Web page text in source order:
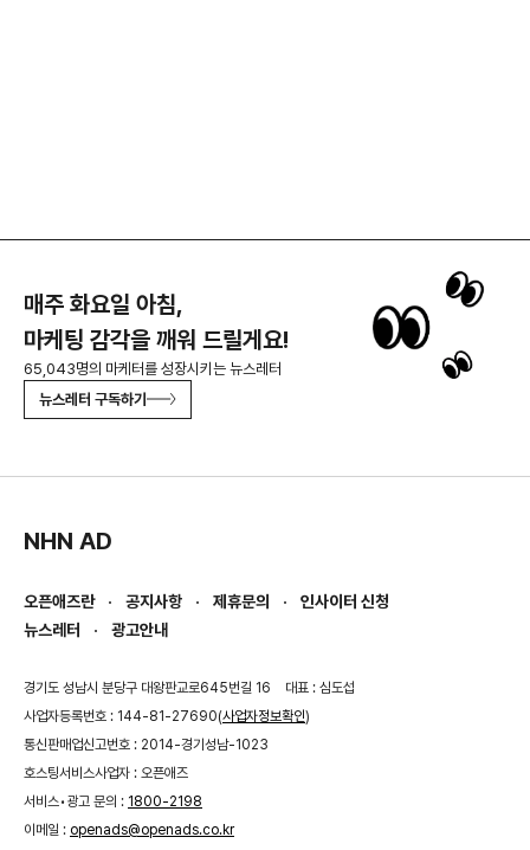
매주 화요일 아침,
마케팅 감각을 깨워 드릴게요!
65,043명의 마케터를 성장시키는 뉴스레터
뉴스레터 구독하기
NHN AD
오픈애즈란 공지사항 제휴문의
인사이터 신청
뉴스레터
광고안내
경기도 성남시 분당구 대왕판교로645번길 16
대표 : 심도섭
사업자등록번호 : 144-81-27690(사업자정보확인)
통신판매업신고번호 : 2014-경기성남-1023
호스팅서비스사업자 : 오픈애즈
서비스•광고 문의 : 1800-2198
이메일 : openads@openads.co.kr